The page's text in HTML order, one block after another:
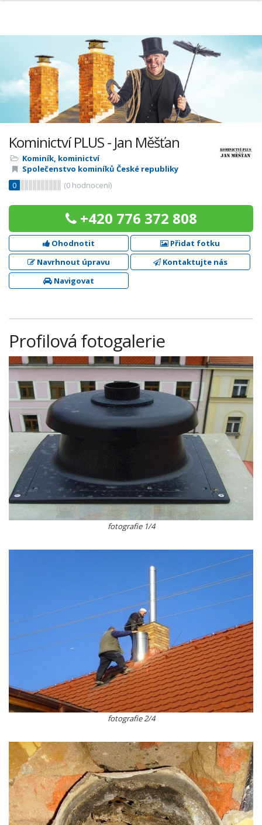
Kominictví PLUS - Jan Měšťan
Kominík, kominictví
Společenstvo kominíků České republiky
0
(0 hodnocení)
+420 776 372 808
Ohodnotit
Přidat fotku
Navrhnout úpravu
Kontaktujte nás
Navigovat
Profilová fotogalerie
fotografie 1/4
fotografie 2/4